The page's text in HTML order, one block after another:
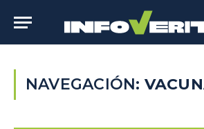
NAVEGACIÓN: